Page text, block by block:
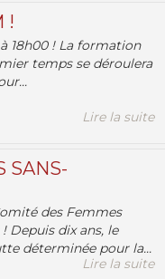
!
18h00 ! La formation
temps se déroulera
Lire la suite
SANS-
des Femmes
Depuis dix ans, le
déterminée pour la...
Lire la suite